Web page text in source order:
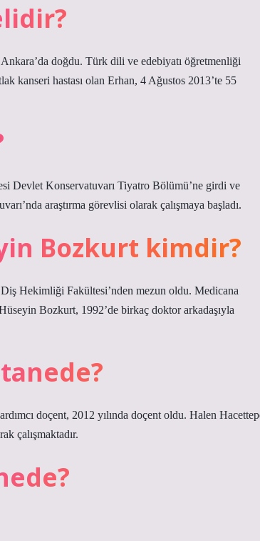
doğdu. Türk dili ve edebiyatı öğretmenliği
kanseri hastası olan Erhan, 4 Ağustos 2013’te 55
Devlet Konservatuvarı Tiyatro Bölümü’ne girdi ve
araştırma görevlisi olarak çalışmaya başladı.
Bozkurt kimdir?
Hekimliği Fakültesi’nden mezun oldu. Medicana
Bozkurt, 1992’de birkaç doktor arkadaşıyla
doçent, 2012 yılında doçent oldu. Halen
çalışmaktadır.